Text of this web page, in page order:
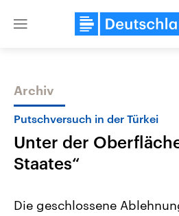
Close
Themen
Archiv
Putschversuch in der Türkei
Unter der
Staates“
Die geschlossene